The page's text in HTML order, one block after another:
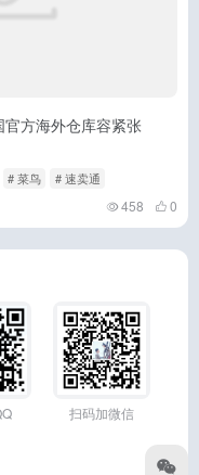
方海外仓库容紧张
# 菜鸟 # 速卖通
458 0
扫码加微信